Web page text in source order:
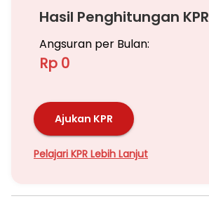
Hasil Penghitungan KPR
Angsuran per Bulan:
Rp 0
Ajukan KPR
Pelajari KPR Lebih Lanjut